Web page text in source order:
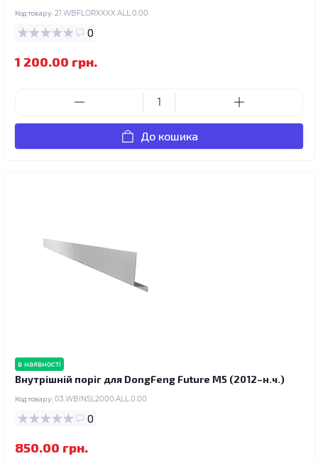
Код товару: 21.WBFLORXXXX.ALL.0.00
0
1 200.00 грн.
До кошика
в наявності
Внутрішній поріг для DongFeng Future M5 (2012–н.ч.)
Код товару: 03.WBINSL2000.ALL.0.00
0
850.00 грн.